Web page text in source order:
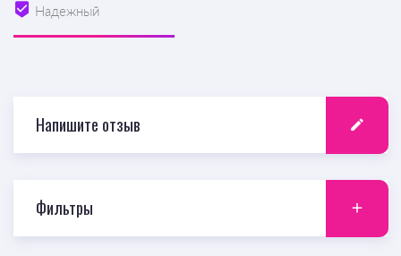
Надежный
Напишите отзыв
Фильтры